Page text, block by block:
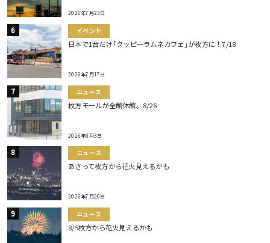
2026年7月23日
イベント
日本で1台だけ｢クッピーラムネカフェ｣が枚方に！7/18
2026年7月17日
ニュース
枚方モールが全館休館。8/26
2026年8月3日
ニュース
あさって枚方から花火見えるかも
2026年7月20日
ニュース
8/5枚方から花火見えるかも